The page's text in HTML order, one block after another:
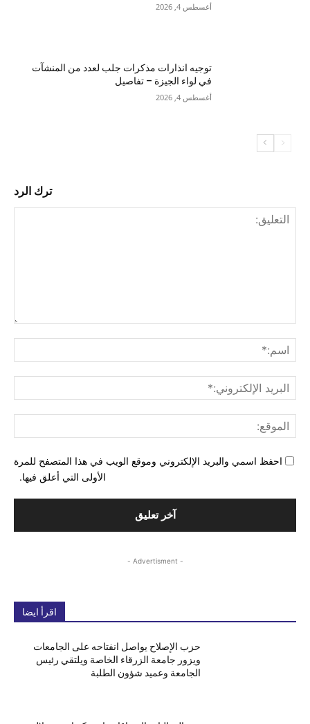
أغسطس 4, 2026
توجيه انذارات مذكرات جلب لعدد من المنشآت
في لواء الجيزة – تفاصيل
أغسطس 4, 2026
ترك الرد
احفظ اسمي والبريد الإلكتروني وموقع الويب في هذا المتصفح للمرة
الأولى التي أعلق فيها.
- Advertisment -
اقرأ ايضا
حزب الإصلاح يواصل انفتاحه على الجامعات
ويزور جامعة الزرقاء الخاصة ويلتقي رئيس
الجامعة وعميد شؤون الطلبة